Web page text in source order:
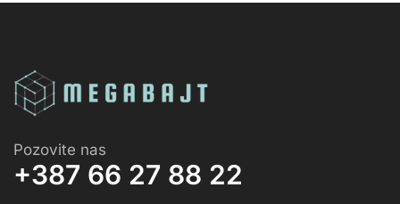
Pozovite nas
+387 66 27 88 22